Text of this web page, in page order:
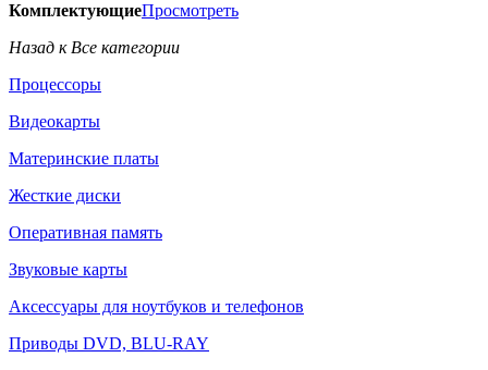
КомплектующиеПросмотреть
Назад к Все категории
Процессоры
Видеокарты
Материнские платы
Жесткие диски
Оперативная память
Звуковые карты
Аксессуары для ноутбуков и телефонов
Приводы DVD, BLU-RAY